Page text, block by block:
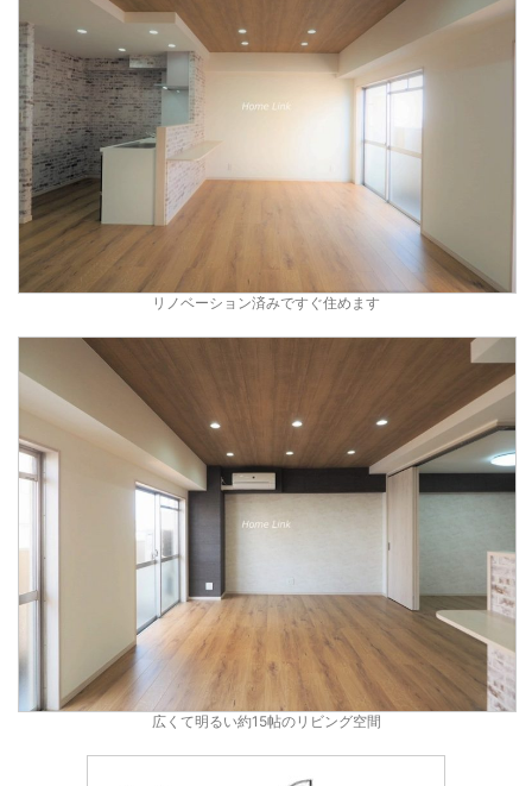
リノベーション済みですぐ住めます
広くて明るい約15帖のリビング空間